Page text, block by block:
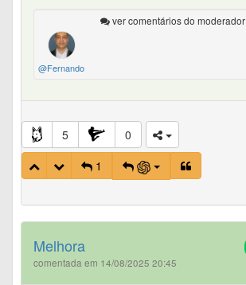
ver comentários do moderador
@Fernando
5
0
1
Melhora
comentada em 14/08/2025 20:45